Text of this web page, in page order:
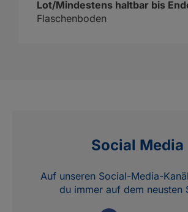
Lot/Mindestens haltbar bis
Flaschenboden
Social Media
Auf unseren Social-Media-
du immer auf dem neusten